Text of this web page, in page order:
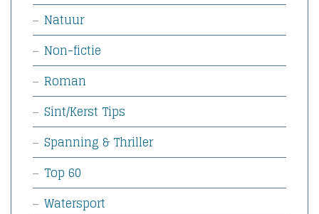
Natuur
Non-fictie
Roman
Sint/Kerst Tips
Spanning & Thriller
Top 60
Watersport